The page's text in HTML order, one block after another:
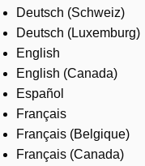
Where to buy
Contact us
Careers
Deutsch (Schweiz)
Deutsch (Luxemburg)
English
English (Canada)
Español
Français
Français (Belgique)
Français (Canada)